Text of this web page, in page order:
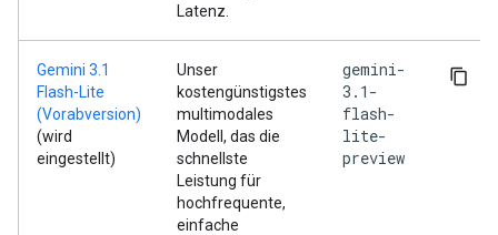
Latenz.
Gemini 3.1
Flash-Lite
(Vorabversion)
(wird
eingestellt)
Unser
kostengünstigstes
multimodales
Modell, das die
schnellste
Leistung für
hochfrequente,
einfache
gemini-
3.1-
flash-
lite-
preview